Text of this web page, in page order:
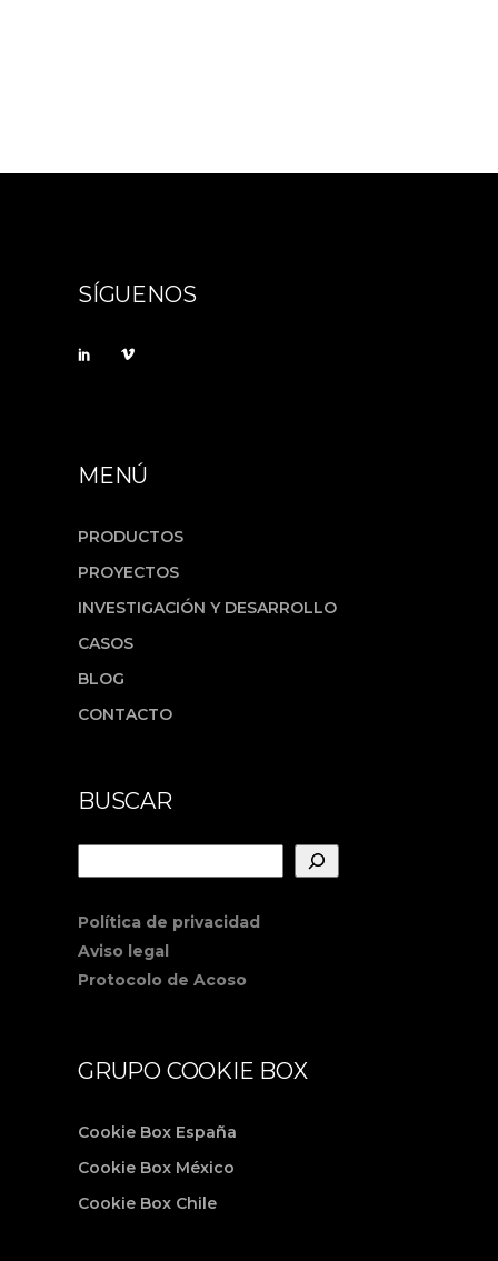
SÍGUENOS
MENÚ
PRODUCTOS
PROYECTOS
INVESTIGACIÓN Y DESARROLLO
CASOS
BLOG
CONTACTO
BUSCAR
Política de privacidad
Aviso legal
Protocolo de Acoso
GRUPO COOKIE BOX
Cookie Box España
Cookie Box México
Cookie Box Chile